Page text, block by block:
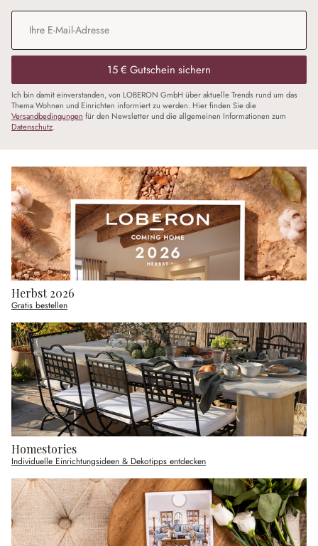
E-Mail-Adresse
15 € Gutschein sichern
Ich bin damit einverstanden, von LOBERON GmbH über aktuelle Trends rund um das
Thema Wohnen und Einrichten informiert zu werden. Hier finden Sie die
Versandbedingungen für den Newsletter und die allgemeinen Informationen zum
Datenschutz.
Herbst 2026
Gratis bestellen
Homestories
Individuelle Einrichtungsideen & Dekotipps entdecken